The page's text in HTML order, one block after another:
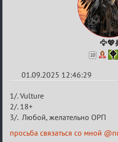
10
01.09.2025 12:46:29
Re:
Заявки
в
Авторитеты²
1/. Vulture
2/. 18+
3/. Любой, желательно ОРП
просьба связаться со мной